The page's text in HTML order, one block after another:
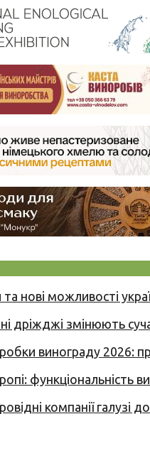
нові можливості
дріжджі змінюють
винограду 2026:
функціональність
компанії галузі